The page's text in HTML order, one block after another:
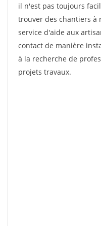
il n'est pas toujours
trouver des chantiers à
service d'aide aux
contact de manière
à la recherche de
projets travaux.